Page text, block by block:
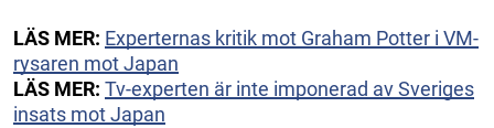
LÄS MER: Experternas kritik mot Graham Potter i VM-
rysaren mot Japan
LÄS MER: Tv-experten är inte imponerad av Sveriges
insats mot Japan